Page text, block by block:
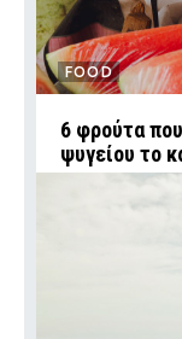
FOOD
6 φρούτα
ψυγείου το